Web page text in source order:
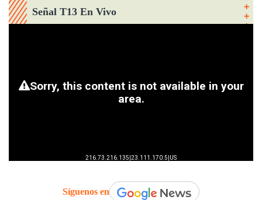
Señal T13 En Vivo
Síguenos en